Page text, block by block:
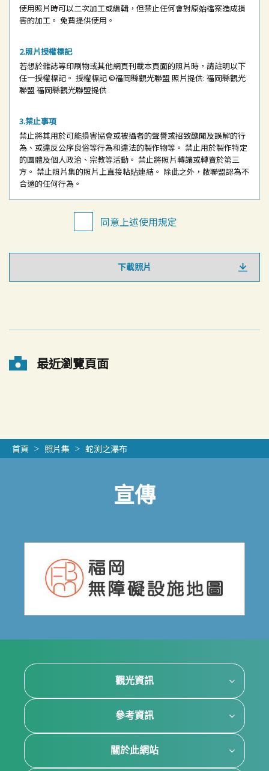
使用照片時可以二次加工或編輯，但禁止任何會對原始檔案造成損
害的加工。 免費提供使用。
照片授權標記
若想於雜誌等印刷物或其他網頁刊載本頁面的照片時，請註明以下
任一授權標記。 授權標記©福岡縣觀光聯盟 照片提供: 福岡縣觀光
聯盟 福岡縣觀光聯盟提供
禁止事項
禁止將其用於可能損害協會或被攝者的聲譽或招致醜聞及誤解的行
為、或違反公序良俗等行為和違法的製作物等。 禁止用於製作特定
的團體及個人政治、宗教等活動。 禁止將照片轉讓或轉賣於第三
方。 禁止照片集的照片上直接粘貼連結。 除此之外，敝聯盟認為不
合適的任何行為。
同意上述使用規定
下載照片
最近瀏覽頁面
首頁 照片集 蛇渕之瀑布
宣傳
觀光資訊
參考資訊
關於此網站